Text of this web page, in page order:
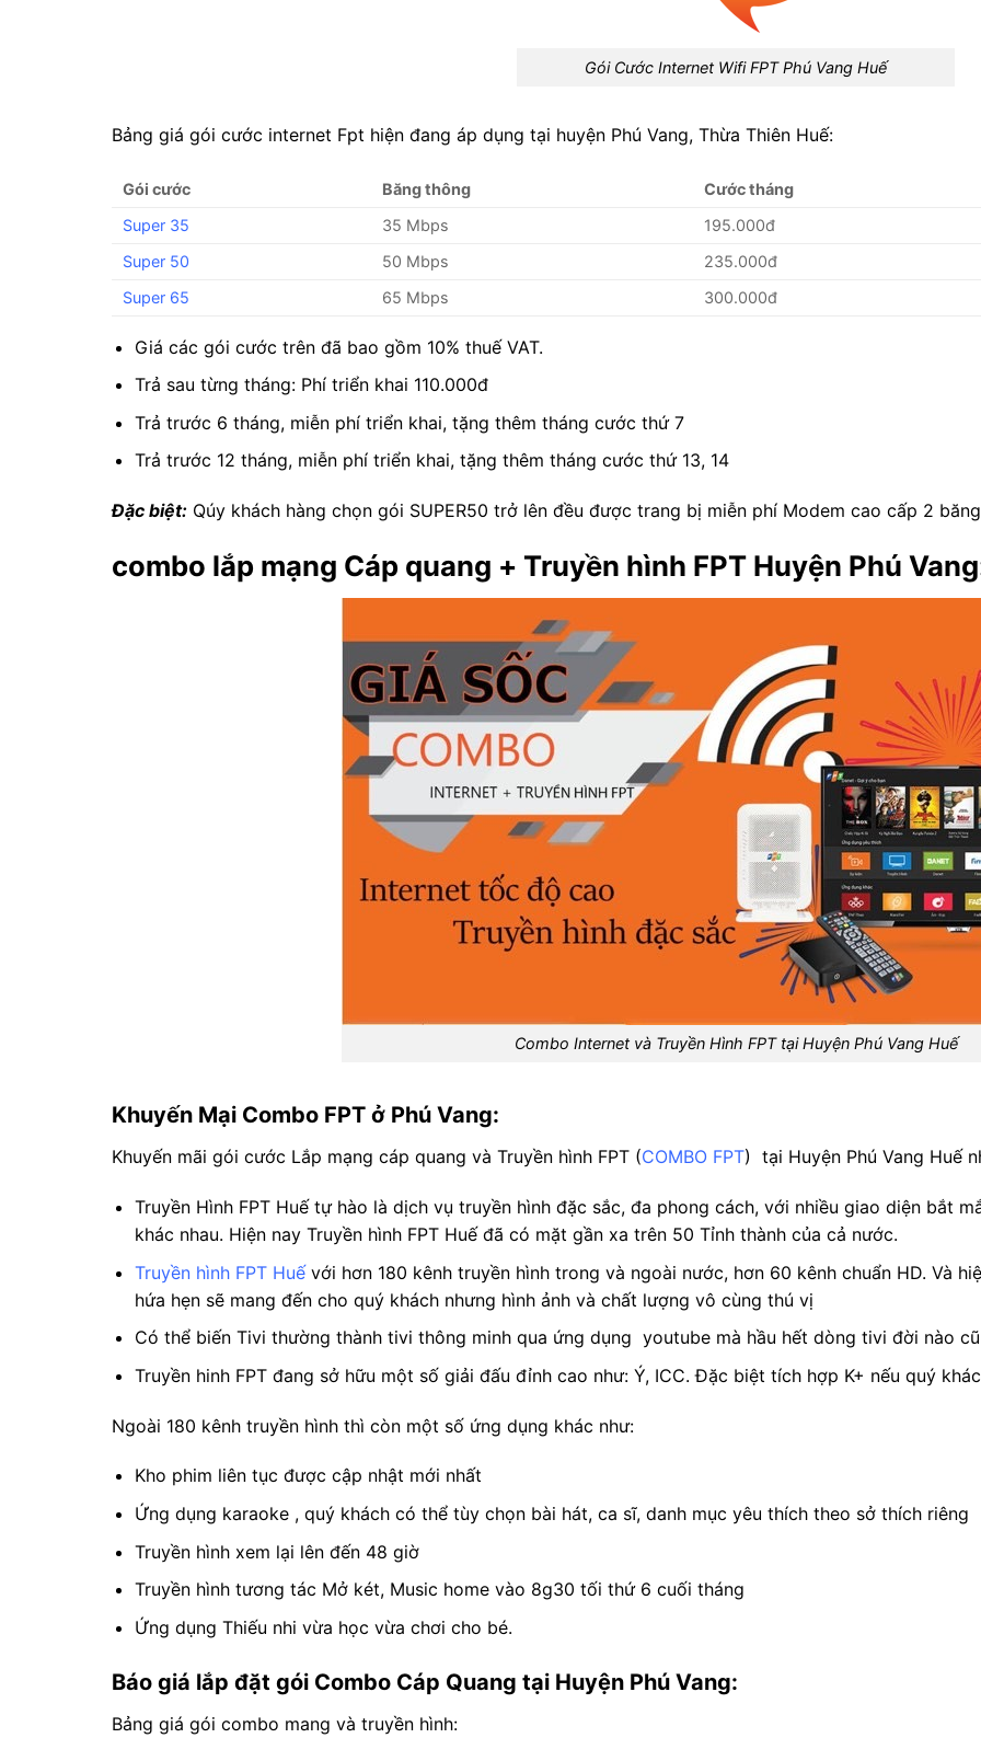
Gói Cước Internet Wifi FPT Phú Vang Huế
Bảng giá gói cước internet Fpt hiện đang áp dụng tại huyện Phú Vang, Thừa Thiên Huế:
Gói cước Băng thông
Cước tháng
Super 35
35 Mbps
195.000đ
Super 50
50 Mbps
235.000đ
Super 65
65 Mbps 300.000đ
Giá các gói cước trên đã bao gồm 10% thuế VAT.
Trả sau từng tháng: Phí triển khai 110.000đ
Trả trước 6 tháng, miễn phí triển khai, tặng thêm tháng cước thứ 7
Trả trước 12 tháng, miễn phí triển khai, tặng thêm tháng cước thứ 13, 14
Đặc biệt: Qúy khách hàng chọn gói SUPER50 trở lên đều được trang bị miễn phí Modem cao cấp 2
combo lắp mạng Cáp quang + Truyền hình FPT Huyện Phú
Combo Internet và Truyền Hình FPT tại Huyện Phú Vang Huế
Khuyến Mại Combo FPT ở Phú Vang:
Khuyến mãi gói cước Lắp mạng cáp quang và Truyền hình FPT (COMBO FPT) tại Huyện Phú Vang Huế
Truyền Hình FPT Huế tự hào là dịch vụ truyền hình đặc sắc, đa phong cách, với nhiều giao diện bắt
khác nhau. Hiện nay Truyền hình FPT Huế đã có mặt gần xa trên 50 Tỉnh thành của cả nước.
Truyền hình FPT Huếvới hơn 180 kênh truyền hình trong và ngoài nước, hơn 60 kênh chuẩn HD. Và
hứa hẹn sẽ mang đến cho quý khách nhưng hình ảnh và chất lượng vô cùng thú vị
Có thể biến Tivi thường thành tivi thông minh qua ứng dụng youtube mà hầu hết dòng tivi đời nào
Truyền hinh FPT đang sở hữu một số giải đấu đỉnh cao như: Ý, ICC. Đặc biệt tích hợp K+ nếu quý
Ngoài 180 kênh truyền hình thì còn một số ứng dụng khác như:
Kho phim liên tục được cập nhật mới nhất
Ứng dụng karaoke , quý khách có thể tùy chọn bài hát, ca sĩ, danh mục yêu thích theo sở thích riêng
Truyền hình xem lại lên đến 48 giờ
Truyền hình tương tác Mở két, Music home vào 8g30 tối thứ 6 cuối tháng
Ứng dụng Thiếu nhi vừa học vừa chơi cho bé.
Báo giá lắp đặt gói Combo Cáp Quang tại Huyện Phú Vang:
Bảng giá gói combo mang và truyền hình: